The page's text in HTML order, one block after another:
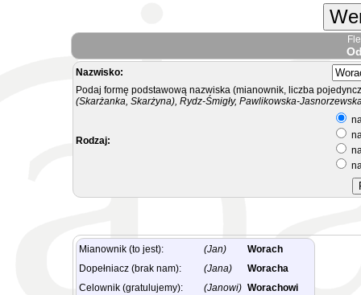
Nazwisko:
Podaj formę podstawową nazwiska (mianownik, liczba
(Skarżanka, Skarżyna), Rydz-Śmigły, Pawlikowska-
Rodzaj:
Mianownik (to jest): (Jan)
Worach
Dopełniacz (brak nam):
(Jana)
Woracha
Celownik (gratulujemy):
(Janowi) Worachowi